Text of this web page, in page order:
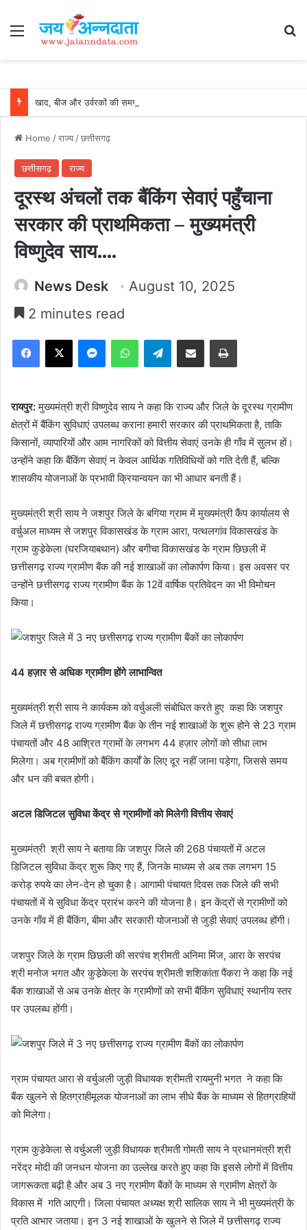
Menu
Home /राज्य/छत्तीसगढ़
छत्तीसगढ़ राज्य
दूरस्थ अंचलों तक बैंकिंग सेवाएं पहुँचाना
सरकार की प्राथमिकता – मुख्यमंत्री
विष्णुदेव साय….
News Desk
August 10, 2025
2 minutes read
Facebook
X MessengerWhatsAppTelegramShare via Email Print
रायपुर:मुख्यमंत्री श्री विष्णुदेव साय ने कहा कि राज्य और जिले के दूरस्थ ग्रामीण
क्षेत्रों में बैंकिंग सुविधाएं उपलब्ध कराना हमारी सरकार की प्राथमिकता है, ताकि
किसानों, व्यापारियों और आम नागरिकों को वित्तीय सेवाएं उनके ही गाँव में सुलभ हों।
उन्होंने कहा कि बैंकिंग सेवाएं न केवल आर्थिक गतिविधियों को गति देती हैं, बल्कि
शासकीय योजनाओं के प्रभावी क्रियान्वयन का भी आधार बनती हैं।
मुख्यमंत्री श्री साय ने जशपुर जिले के बगिया ग्राम में मुख्यमंत्री कैंप कार्यालय से
वर्चुअल माध्यम से जशपुर विकासखंड के ग्राम आरा, पत्थलगांव विकासखंड के
ग्राम कुडे़केला (घरजियाबथान) और बगीचा विकासखंड के ग्राम छिछली में
छत्तीसगढ़ राज्य ग्रामीण बैंक की नई शाखाओं का लोकार्पण किया। इस अवसर पर
उन्होंने छत्तीसगढ़ राज्य ग्रामीण बैंक के 12वें वार्षिक प्रतिवेदन का भी विमोचन
किया।
44 हज़ार से अधिक ग्रामीण होंगे लाभान्वित
मुख्यमंत्री श्री साय ने कार्यकम को वर्चुअली संबोधित करते हुए कहा कि जशपुर
जिले में छत्तीसगढ़ राज्य ग्रामीण बैंक के तीन नई शाखाओं के शुरू होने से 23 ग्राम
पंचायतों और 48 आश्रित ग्रामों के लगभग 44 हज़ार लोगों को सीधा लाभ
मिलेगा। अब ग्रामीणों को बैंकिंग कार्यों के लिए दूर नहीं जाना पड़ेगा, जिससे समय
और धन की बचत होगी।
अटल डिजिटल सुविधा केंद्र से ग्रामीणों को मिलेगी वित्तीय सेवाएं
मुख्यमंत्री श्री साय ने बताया कि जशपुर जिले की 268 पंचायतों में अटल
डिजिटल सुविधा केंद्र शुरू किए गए हैं, जिनके माध्यम से अब तक लगभग 15
करोड़ रुपये का लेन-देन हो चुका है। आगामी पंचायत दिवस तक जिले की सभी
पंचायतों में ये सुविधा केंद्र प्रारंभ करने की योजना है। इन केंद्रों से ग्रामीणों को
उनके गाँव में ही बैंकिंग, बीमा और सरकारी योजनाओं से जुड़ी सेवाएं उपलब्ध होंगी।
जशपुर जिले के ग्राम छिछली की सरपंच श्रीमती अनिमा मिंज, आरा के सरपंच
श्री मनोज भगत और कुडे़केला के सरपंच श्रीमती शशिकांता पैंकरा ने कहा कि नई
बैंक शाखाओं से अब उनके क्षेत्र के ग्रामीणों को सभी बैंकिंग सुविधाएं स्थानीय स्तर
पर उपलब्ध होंगी।
ग्राम पंचायत आरा से वर्चुअली जुड़ी विधायक श्रीमती रायमुनी भगत ने कहा कि
बैंक खुलने से हितग्राहीमूलक योजनाओं का लाभ सीधे बैंक के माध्यम से हितग्राहियों
को मिलेगा।
ग्राम कुडे़केला से वर्चुअली जुड़ी विधायक श्रीमती गोमती साय ने प्रधानमंत्री श्री
नरेंद्र मोदी की जनधन योजना का उल्लेख करते हुए कहा कि इससे लोगों में वित्तीय
जागरूकता बढ़ी है और अब 3 नए ग्रामीण बैंकों के माध्यम से ग्रामीण क्षेत्रों के
विकास में गति आएगी। जिला पंचायत अध्यक्ष श्री सालिक साय ने भी मुख्यमंत्री के
प्रति आभार जताया। इन 3 नई शाखाओं के खुलने से जिले में छत्तीसगढ़ राज्य